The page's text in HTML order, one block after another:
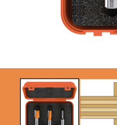
LAMES CIRCULAIRES
CMT CONTRACTOR
TOOLS® - ITK PLUS®